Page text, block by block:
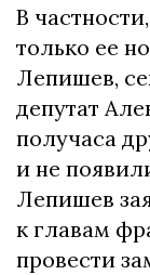
В
только ее
Лепишев,
депутат
получаса
и не
Лепишев
к главам
провести